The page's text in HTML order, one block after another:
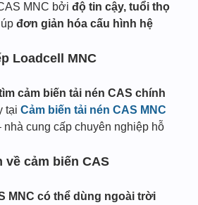
MNC bởi độ tin cậy, tuổi thọ
đơn giản hóa cấu hình hệ
Loadcell MNC
cảm biến tải nén CAS chính
tại Cảm biến tải nén CAS MNC
nhà cung cấp chuyên nghiệp hỗ
về cảm biến CAS
MNC có thể dùng ngoài trời